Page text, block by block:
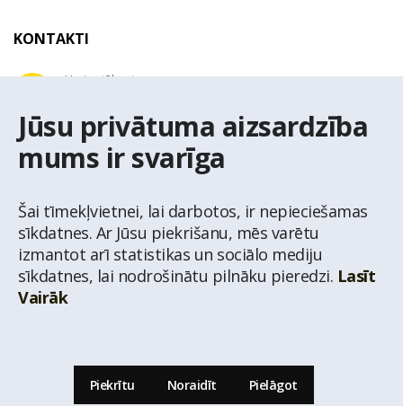
Jūsu privātuma aizsardzība
mums ir svarīga
Šai tīmekļvietnei, lai darbotos, ir nepieciešamas
sīkdatnes. Ar Jūsu piekrišanu, mēs varētu
izmantot arī statistikas un sociālo mediju
sīkdatnes, lai nodrošinātu pilnāku pieredzi. Lasīt
Vairāk
Piekrītu Noraidīt Pielāgot
© Nekustamo īpašumu aģentūra Latio.
KONTAKTI
Uzziņu tālrunis
E-pasta adrese
latio@latio.lv